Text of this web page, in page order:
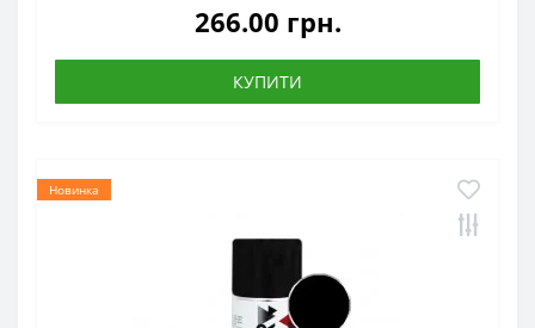
266.00 грн.
КУПИТИ
Новинка